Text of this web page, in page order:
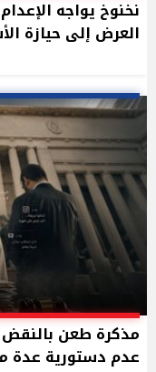
نخنوخ يواجه
العرض إلى حيازة
مذكرة طعن
عدم دستورية عدة